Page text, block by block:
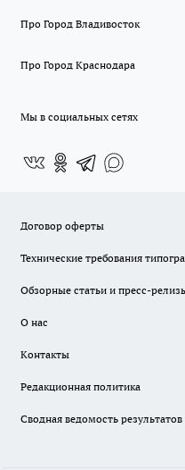
Про Город Владивосток
Про Город Краснодара
Мы в социальных сетях
Договор оферты
Технические требования
Обзорные статьи и пресс-
О нас
Контакты
Редакционная политика
Сводная ведомость